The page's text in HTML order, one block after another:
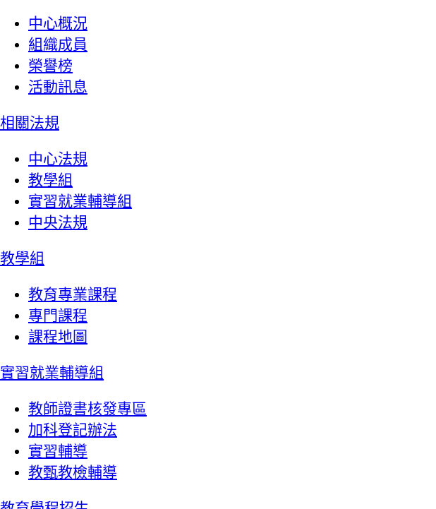
中心概況
組織成員
榮譽榜
活動訊息
相關法規
中心法規
教學組
實習就業輔導組
中央法規
教學組
教育專業課程
專門課程
課程地圖
實習就業輔導組
教師證書核發專區
加科登記辦法
實習輔導
教甄教檢輔導